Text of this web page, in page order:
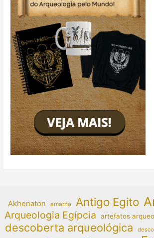
Akhenaton amarna Antigo Egito
Arqueologia Egípcia artefatos
descoberta arqueológica